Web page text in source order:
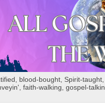
blood-bought, Spirit-
faith-walking, gospel-